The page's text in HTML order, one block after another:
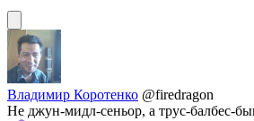
Владимир Коротенко @firedragon
Не джун-мидл-сеньор, а трус-балбес-